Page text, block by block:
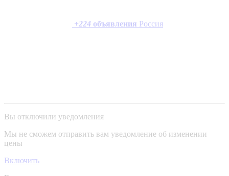
+224 объявления Россия
Вы отключили уведомления
Мы не сможем отправить вам уведомление об изменении
цены
Включить